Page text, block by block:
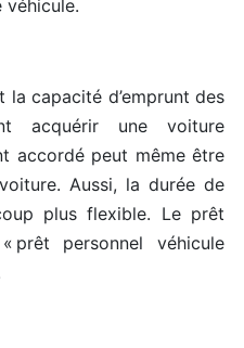
capacité d’emprunt des
acquérir une voiture
accordé peut même être
Aussi, la durée de
plus flexible. Le prêt
personnel véhicule